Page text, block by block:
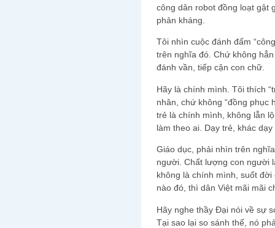
công dân robot đồng loạt gật
phản kháng.
Tôi nhìn cuộc đánh đấm
trên nghĩa đó. Chứ không
đánh vần, tiếp cận con chữ.
Hãy là chính mình. Tôi thích
nhân, chứ không “đồng phục
trẻ là chính mình, không lẫn
làm theo ai. Dạy trẻ, khác
Giáo dục, phải nhìn trên
người. Chất lượng con người
không là chính mình, suốt đời
nào đó, thì dân Việt mãi mãi
Hãy nghe thầy Đại nói về sự
Tại sao lại so sánh thế, nó